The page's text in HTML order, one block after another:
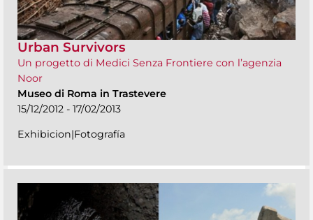
Urban Survivors
Un progetto di Medici Senza Frontiere con l’agenzia
Noor
Museo di Roma in Trastevere
15/12/2012 - 17/02/2013
Exhibicion|Fotografía